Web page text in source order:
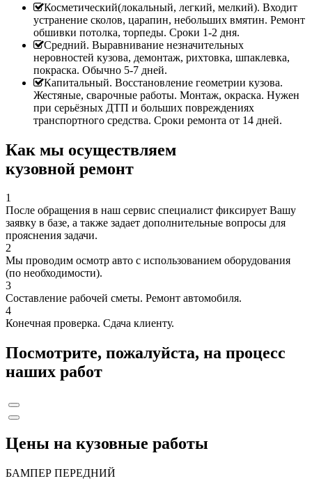
Косметический(локальный, легкий, мелкий). Входит
устранение сколов, царапин, небольших вмятин. Ремонт
обшивки потолка, торпеды. Сроки 1-2 дня.
Средний. Выравнивание незначительных
неровностей кузова, демонтаж, рихтовка, шпаклевка,
покраска. Обычно 5-7 дней.
Капитальный. Восстановление геометрии кузова.
Жестяные, сварочные работы. Монтаж, окраска. Нужен
при серьёзных ДТП и больших повреждениях
транспортного средства. Сроки ремонта от 14 дней.
Как мы осуществляем
кузовной ремонт
1
После обращения в наш сервис специалист фиксирует Вашу
заявку в базе, а также задает дополнительные вопросы для
прояснения задачи.
2
Мы проводим осмотр авто с использованием оборудования
(по необходимости).
3
Составление рабочей сметы. Ремонт автомобиля.
4
Конечная проверка. Сдача клиенту.
Посмотрите, пожалуйста, на процесс
наших работ
Цены на кузовные работы
БАМПЕР ПЕРЕДНИЙ